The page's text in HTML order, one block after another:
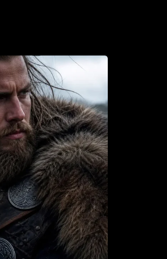
oder leichtem
eine längere Nutzung ohne
Riemensystem für eine
Wikingerrüstungen, die
bieten.
Festivals und
Kostümteilen kombiniert
Effekt zu erzielen.